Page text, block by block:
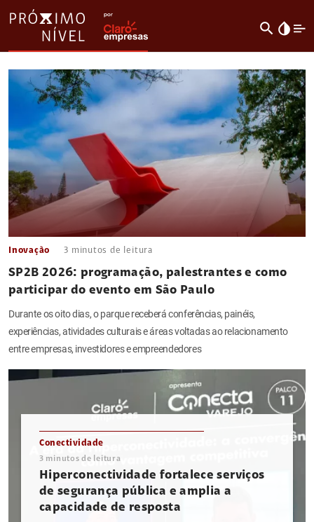
search invert_colors
Inovação 3 minutos de leitura
SP2B 2026: programação, palestrantes e como
participar do evento em São Paulo
Durante os oito dias, o parque receberá conferências, painéis,
experiências, atividades culturais e áreas voltadas ao relacionamento
entre empresas, investidores e empreendedores
Conectividade
3 minutos de leitura
Hiperconectividade fortalece serviços
de segurança pública e amplia a
capacidade de resposta